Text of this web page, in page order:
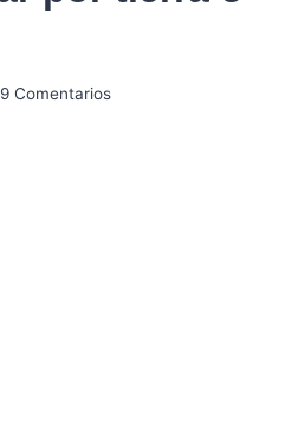
9 Comentarios